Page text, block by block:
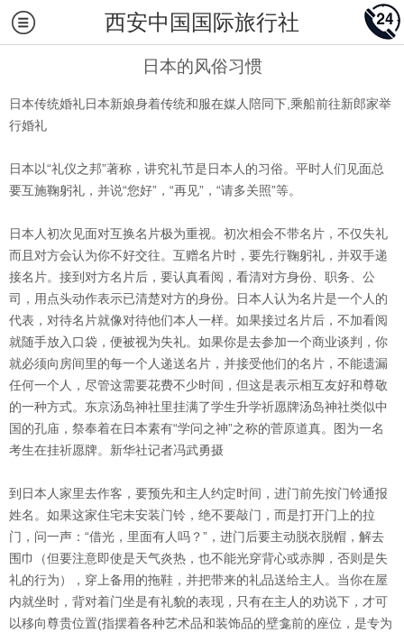
西安中国国际旅行社
日本的风俗习惯
日本传统婚礼日本新娘身着传统和服在媒人陪同下,乘船前往新郎家举
行婚礼
日本以“礼仪之邦”著称，讲究礼节是日本人的习俗。平时人们见面总
要互施鞠躬礼，并说“您好”，“再见”，“请多关照”等。
日本人初次见面对互换名片极为重视。初次相会不带名片，不仅失礼
而且对方会认为你不好交往。互赠名片时，要先行鞠躬礼，并双手递
接名片。接到对方名片后，要认真看阅，看清对方身份、职务、公
司，用点头动作表示已清楚对方的身份。日本人认为名片是一个人的
代表，对待名片就像对待他们本人一样。如果接过名片后，不加看阅
就随手放入口袋，便被视为失礼。如果你是去参加一个商业谈判，你
就必须向房间里的每一个人递送名片，并接受他们的名片，不能遗漏
任何一个人，尽管这需要花费不少时间，但这是表示相互友好和尊敬
的一种方式。东京汤岛神社里挂满了学生升学祈愿牌汤岛神社类似中
国的孔庙，祭奉着在日本素有“学问之神”之称的菅原道真。图为一名
考生在挂祈愿牌。新华社记者冯武勇摄
到日本人家里去作客，要预先和主人约定时间，进门前先按门铃通报
姓名。如果这家住宅未安装门铃，绝不要敲门，而是打开门上的拉
门，问一声：“借光，里面有人吗？”，进门后要主动脱衣脱帽，解去
围巾（但要注意即使是天气炎热，也不能光穿背心或赤脚，否则是失
礼的行为），穿上备用的拖鞋，并把带来的礼品送给主人。当你在屋
内就坐时，背对着门坐是有礼貌的表现，只有在主人的劝说下，才可
以移向尊贵位置(指摆着各种艺术品和装饰品的壁龛前的座位，是专为